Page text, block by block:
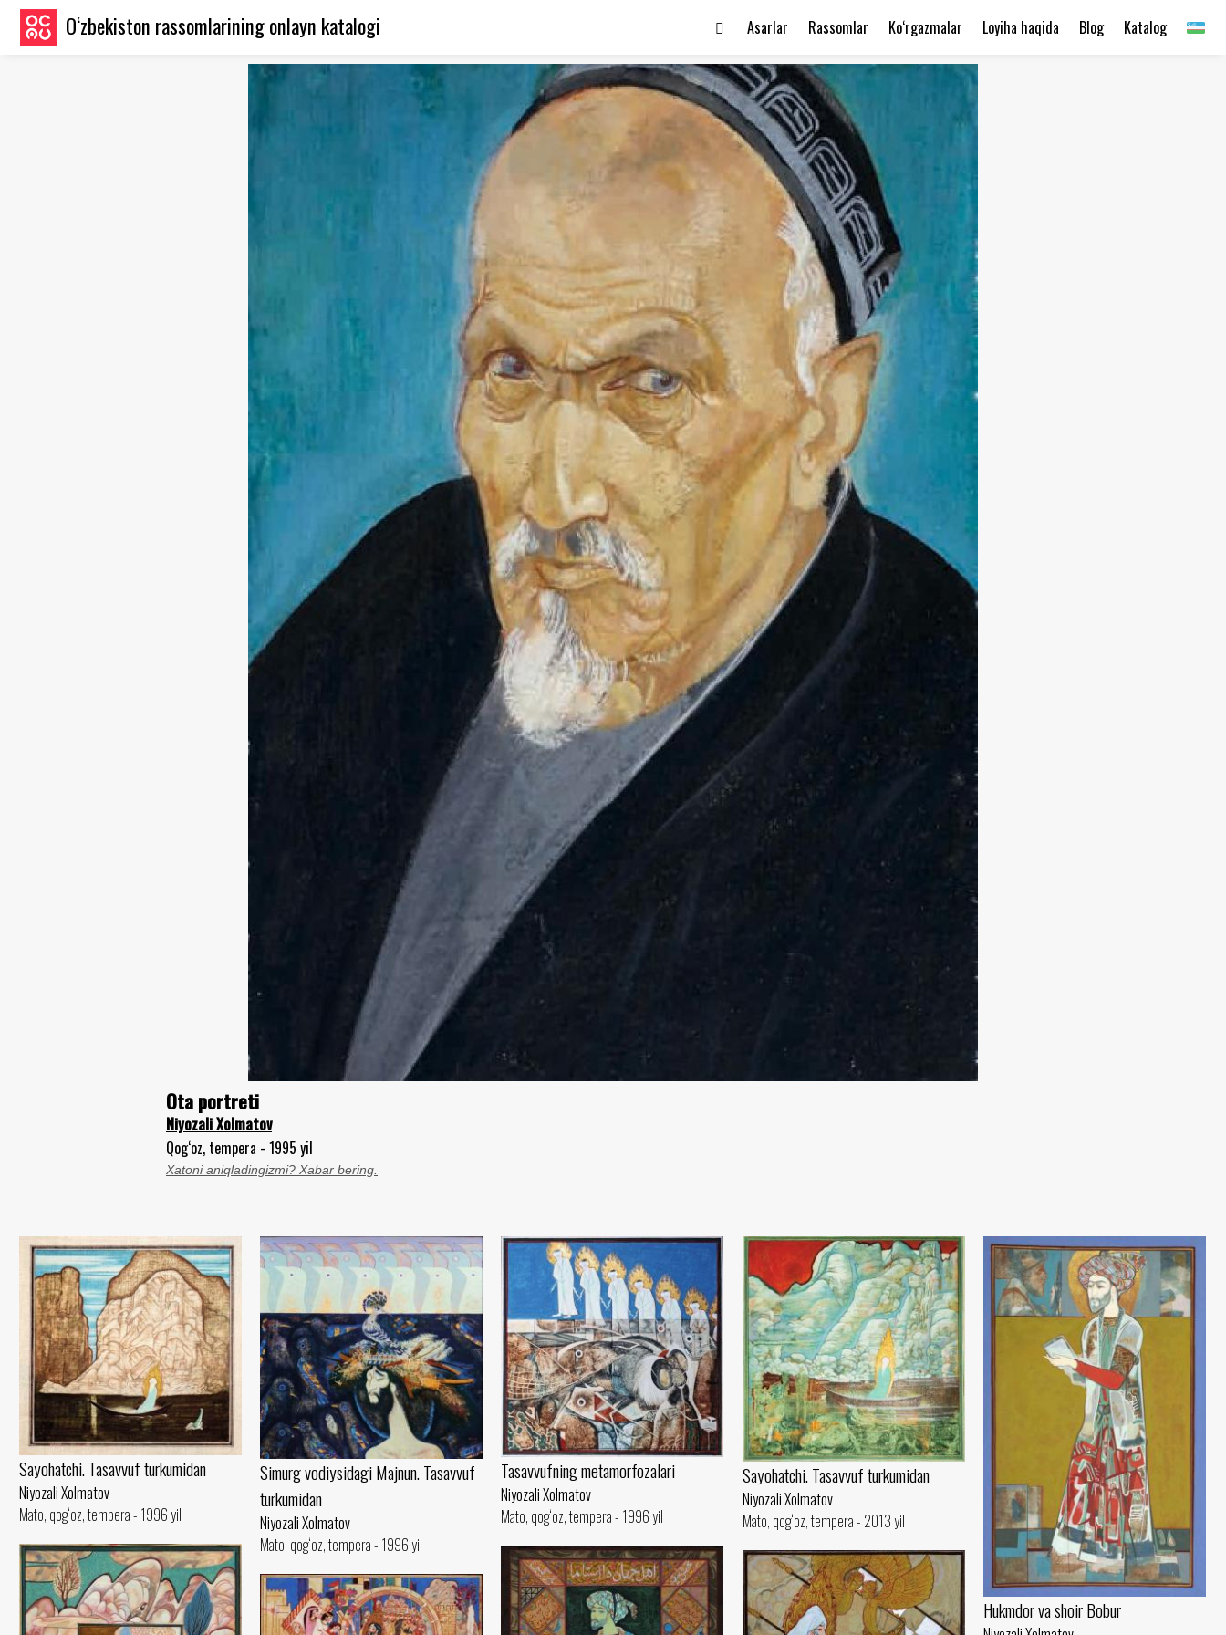
O‘zbekiston rassomlarining onlayn katalogi Katalog
Blog
Loyiha haqida
Ko‘rgazmalar
Rassomlar
Asarlar
Ota portreti
Niyozali Xolmatov
Qog‘oz, tempera - 1995 yil
Xatoni aniqladingizmi? Xabar bering.
Sayohatchi. Tasavvuf turkumidan
Niyozali Xolmatov
Mato, qog‘oz, tempera - 1996 yil
Simurg vodiysidagi Majnun. Tasavvuf
turkumidan
Niyozali Xolmatov
Mato, qog‘oz, tempera - 1996 yil
Tasavvufning metamorfozalari
Niyozali Xolmatov
Mato, qog‘oz, tempera - 1996 yil
Sayohatchi. Tasavvuf turkumidan
Niyozali Xolmatov
Mato, qog‘oz, tempera - 2013 yil
Hukmdor va shoir Bobur